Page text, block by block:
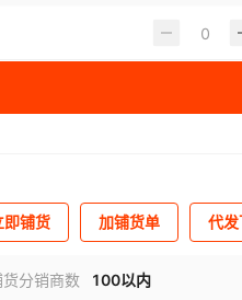
即铺货 加铺货单 代
货分销商数
100以内